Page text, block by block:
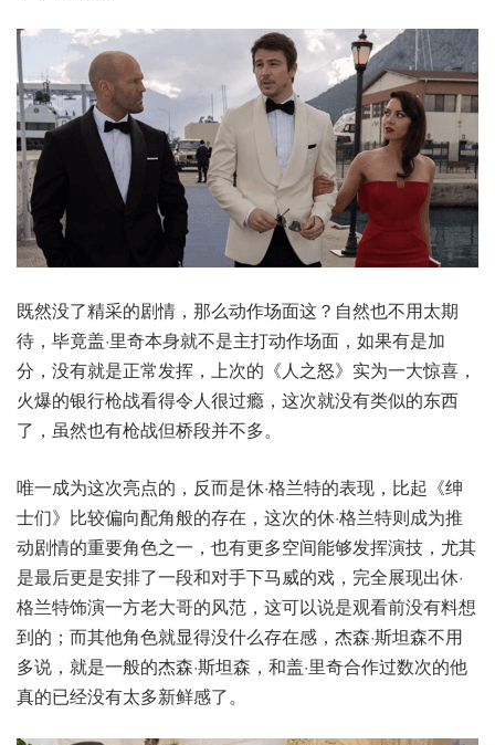
既然没了精采的剧情，那么动作场面这？自然也不用太期
待，毕竟盖·里奇本身就不是主打动作场面，如果有是加
分，没有就是正常发挥，上次的《人之怒》实为一大惊喜，
火爆的银行枪战看得令人很过瘾，这次就没有类似的东西
了，虽然也有枪战但桥段并不多。
唯一成为这次亮点的，反而是休·格兰特的表现，比起《绅
士们》比较偏向配角般的存在，这次的休·格兰特则成为推
动剧情的重要角色之一，也有更多空间能够发挥演技，尤其
是最后更是安排了一段和对手下马威的戏，完全展现出休·
格兰特饰演一方老大哥的风范，这可以说是观看前没有料想
到的；而其他角色就显得没什么存在感，杰森·斯坦森不用
多说，就是一般的杰森·斯坦森，和盖·里奇合作过数次的他
真的已经没有太多新鲜感了。